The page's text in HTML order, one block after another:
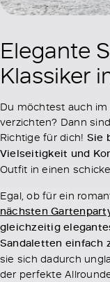
Elegante
Klassiker
Du möchtest auch
verzichten? Dann
Richtige für dich! Sie
Vielseitigkeit und
Outfit in einen
Egal, ob für ein
nächsten
gleichzeitig
Sandaletten einfach
sie sich dadurch
der perfekte